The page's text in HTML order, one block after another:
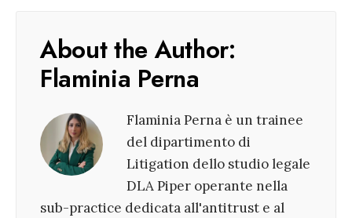
About the Author:
Flaminia Perna
Flaminia Perna è un trainee
del dipartimento di
Litigation dello studio legale
DLA Piper operante nella
sub-practice dedicata all'antitrust e al